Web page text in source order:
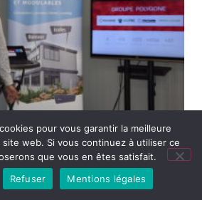
pour vous garantir la meilleure
web. Si vous continuez à utiliser ce
que vous en êtes satisfait.
Refuser Mentions légales